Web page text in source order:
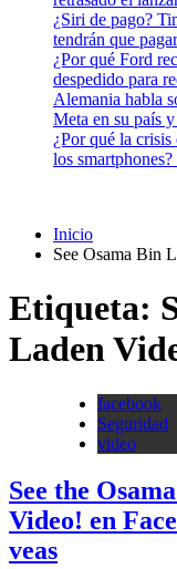
¿Siri de pago?
tendrán que
¿Por qué Ford
despedido para
Alemania habla
Meta en su país
¿Por qué la
los smartphones?
Inicio
See Osama Bin
Etiqueta:
Laden
facebook
Seguridad
video
See the
Video! en
veas